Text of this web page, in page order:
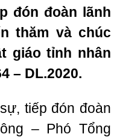
đón đoàn lãnh
thăm và chúc
giáo tỉnh nhân
– DL.2020.
tiếp đón đoàn
– Phó Tổng